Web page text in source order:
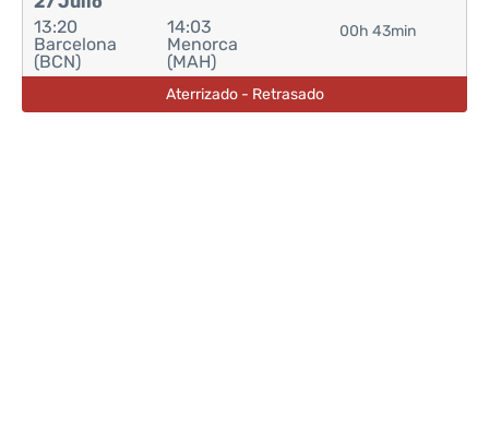
13:20
Barcelona
(BCN)
14:03
Menorca
(MAH)
00h 43min
Aterrizado - Retrasado